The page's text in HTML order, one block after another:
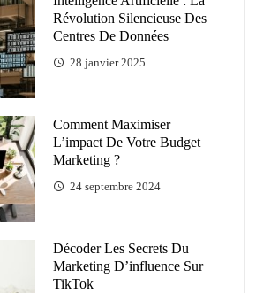
Révolution Silencieuse Des
Centres De Données
28 janvier 2025
Comment Maximiser
L’impact De Votre Budget
Marketing ?
24 septembre 2024
Décoder Les Secrets Du
Marketing D’influence Sur
TikTok